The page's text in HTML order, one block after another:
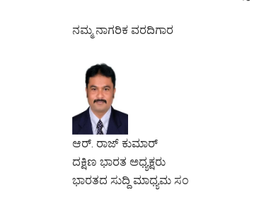
ನಮ್ಮ ನಾಗರಿಕ ವರದಿಗಾರ
ಆರ್. ರಾಜ್ ಕುಮಾರ್
ದಕ್ಷಿಣ ಭಾರತ ಅಧ್ಯಕ್ಷರು
ಭಾರತದ ಸುದ್ದಿ ಮಾಧ್ಯಮ ಸಂ